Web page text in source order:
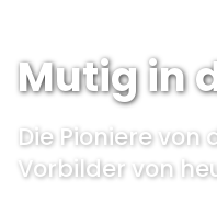
Mutig in
Die Pioniere
Vorbilder von